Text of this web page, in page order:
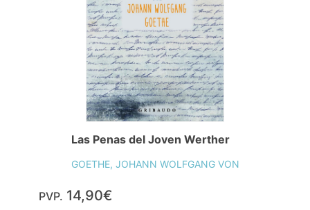
Las Penas del Joven Werther
GOETHE, JOHANN WOLFGANG VON
PVP. 14,90€